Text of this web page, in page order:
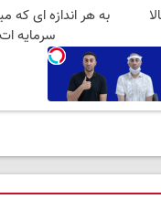
به هر اندازه ای که
سرمایه